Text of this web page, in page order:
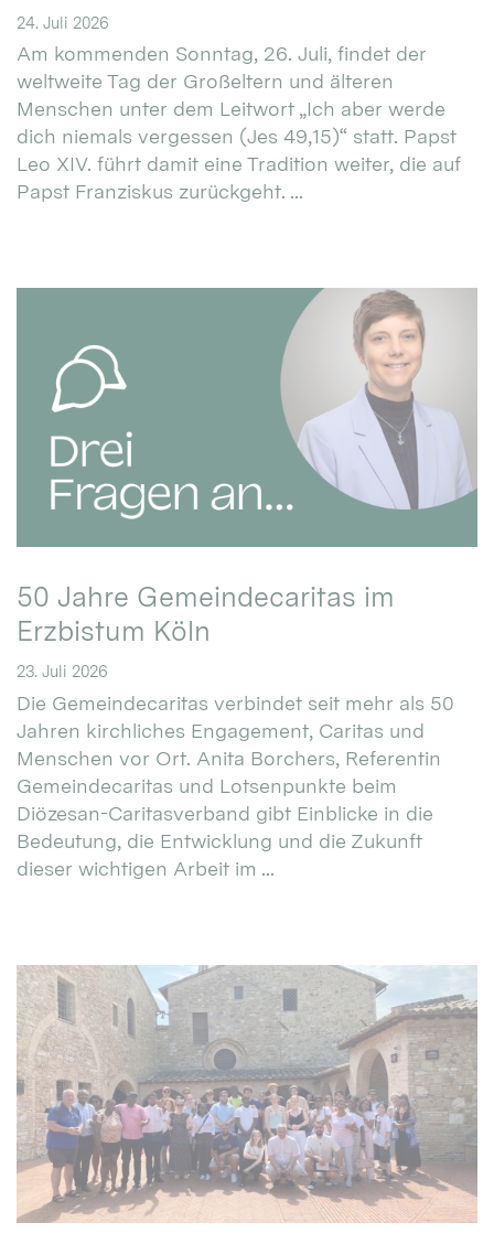
24. Juli 2026
Am kommenden Sonntag, 26. Juli, findet der
weltweite Tag der Großeltern und älteren
Menschen unter dem Leitwort „Ich aber werde
dich niemals vergessen (Jes 49,15)“ statt. Papst
Leo XIV. führt damit eine Tradition weiter, die auf
Papst Franziskus zurückgeht. ...
50 Jahre Gemeindecaritas im
Erzbistum Köln
23. Juli 2026
Die Gemeindecaritas verbindet seit mehr als 50
Jahren kirchliches Engagement, Caritas und
Menschen vor Ort. Anita Borchers, Referentin
Gemeindecaritas und Lotsenpunkte beim
Diözesan-Caritasverband gibt Einblicke in die
Bedeutung, die Entwicklung und die Zukunft
dieser wichtigen Arbeit im ...